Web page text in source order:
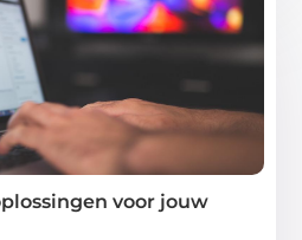
voor jouw